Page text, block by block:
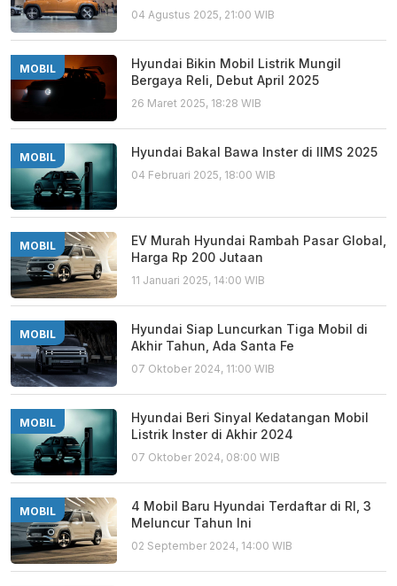
04 Agustus 2025, 21:00 WIB
MOBIL
Hyundai Bikin Mobil Listrik Mungil
Bergaya Reli, Debut April 2025
26 Maret 2025, 18:28 WIB
MOBIL Hyundai Bakal Bawa Inster di IIMS 2025
04 Februari 2025, 18:00 WIB
MOBIL
EV Murah Hyundai Rambah Pasar Global,
Harga Rp 200 Jutaan
11 Januari 2025, 14:00 WIB
MOBIL
Hyundai Siap Luncurkan Tiga Mobil di
Akhir Tahun, Ada Santa Fe
07 Oktober 2024, 11:00 WIB
MOBIL
Hyundai Beri Sinyal Kedatangan Mobil
Listrik Inster di Akhir 2024
07 Oktober 2024, 08:00 WIB
MOBIL
4 Mobil Baru Hyundai Terdaftar di RI, 3
Meluncur Tahun Ini
02 September 2024, 14:00 WIB